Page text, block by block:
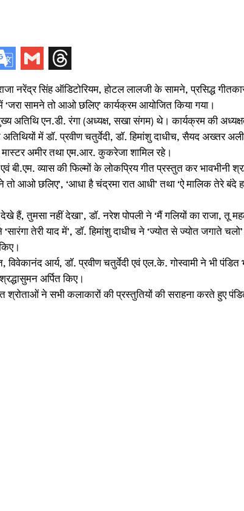
नरेंद्र सिंह ऑडिटोरियम, होटल लालजी के सामने, प्रसिद्ध
‘जरा सामने तो आओ छलिए’ कार्यक्रम आयोजित किया गया।
अतिथि एन.डी. रंगा (अध्यक्ष, सखा संगम) थे। कार्यक्रम की
अतिथियों में डॉ. प्रवीण चतुर्वेदी, डॉ. हिमांशु दाधीच, सैयद अख्तर
मास्टर अमीर तथा एम.आर. कुकरेजा शामिल रहे।
बी.एम. व्यास की फिल्मों के लोकप्रिय गीत प्रस्तुत कर भावभीनी
आओ छलिए’, ‘आधा है चंद्रमा रात आधी’ तथा ‘ऐ मालिक तेरे बंदे
तुमसा नहीं देखा’, डॉ. नरेश पोपली ने ‘मैं गलियों का राजा, तू
तेरी याद में’, डॉ. हिमांशु दाधीच ने ‘ज्योत से ज्योत जगाते
विवेकानंद आर्य, डॉ. प्रवीण चतुर्वेदी एवं एल.के. गोस्वामी ने भी
अर्पित किए।
ने सभी कलाकारों की प्रस्तुतियों की सराहना करते हुए